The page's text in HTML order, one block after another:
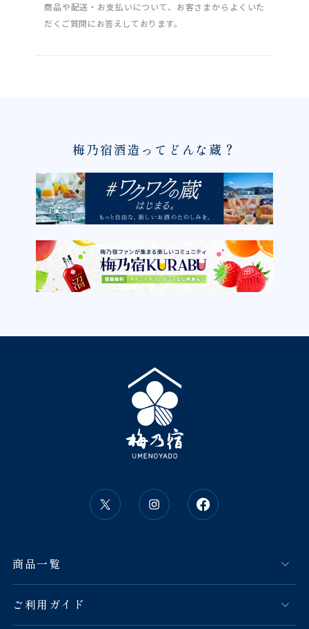
商品や配送・お支払いについて、お客さまからよくいた
だくご質問にお答えしております。
梅乃宿酒造ってどんな蔵？
商品一覧
ご利用ガイド